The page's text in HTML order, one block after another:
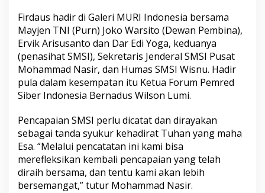
Firdaus hadir di Galeri MURI Indonesia bersama
Mayjen TNI (Purn) Joko Warsito (Dewan Pembina),
Ervik Arisusanto dan Dar Edi Yoga, keduanya
(penasihat SMSI), Sekretaris Jenderal SMSI Pusat
Mohammad Nasir, dan Humas SMSI Wisnu. Hadir
pula dalam kesempatan itu Ketua Forum Pemred
Siber Indonesia Bernadus Wilson Lumi.
Pencapaian SMSI perlu dicatat dan dirayakan
sebagai tanda syukur kehadirat Tuhan yang maha
Esa. “Melalui pencatatan ini kami bisa
merefleksikan kembali pencapaian yang telah
diraih bersama, dan tentu kami akan lebih
bersemangat,” tutur Mohammad Nasir.